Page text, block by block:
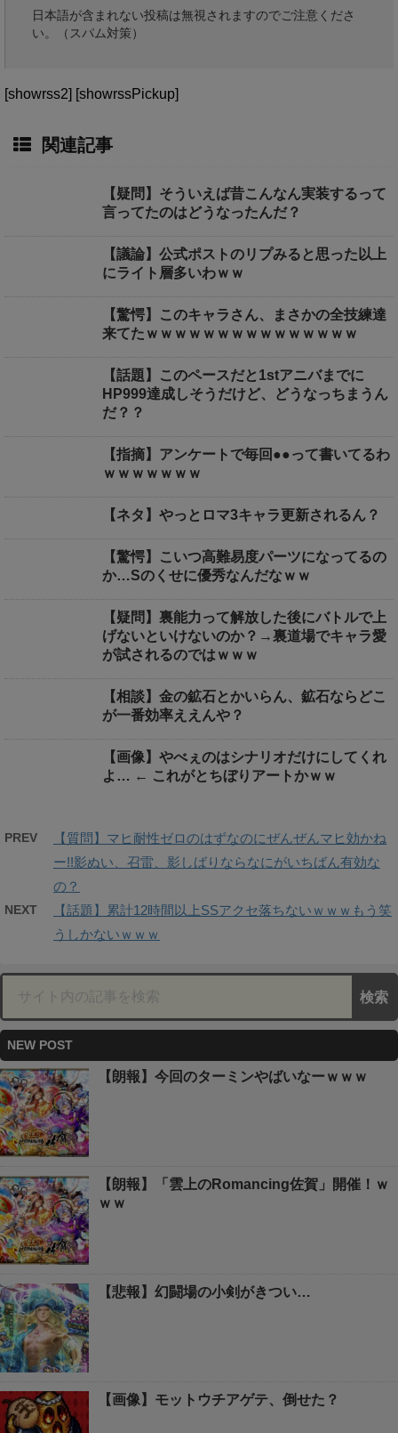
日本語が含まれない投稿は無視されますのでご注意くださ
い。（スパム対策）
[showrss2] [showrssPickup]
関連記事
【疑問】そういえば昔こんなん実装するって
言ってたのはどうなったんだ？
【議論】公式ポストのリプみると思った以上
にライト層多いわｗｗ
【驚愕】このキャラさん、まさかの全技練達
来てたｗｗｗｗｗｗｗｗｗｗｗｗｗｗｗ
【話題】このペースだと1stアニバまでに
HP999達成しそうだけど、どうなっちまうん
だ？？
【指摘】アンケートで毎回●●って書いてるわ
ｗｗｗｗｗｗｗ
【ネタ】やっとロマ3キャラ更新されるん？
【驚愕】こいつ高難易度パーツになってるの
か…Sのくせに優秀なんだなｗｗ
【疑問】裏能力って解放した後にバトルで上
げないといけないのか？→裏道場でキャラ愛
が試されるのではｗｗｗ
【相談】金の鉱石とかいらん、鉱石ならどこ
が一番効率ええんや？
【画像】やべぇのはシナリオだけにしてくれ
よ… ← これがとちぼりアートかｗｗ
PREV
【質問】マヒ耐性ゼロのはずなのにぜんぜんマヒ効かね
ー!!影ぬい、召雷、影しばりならなにがいちばん有効な
の？
NEXT
【話題】累計12時間以上SSアクセ落ちないｗｗｗもう笑
うしかないｗｗｗ
NEW POST
【朗報】今回のターミンやばいなーｗｗｗ
【朗報】「雲上のRomancing佐賀」開催！ｗ
ｗｗ
【悲報】幻闘場の小剣がきつい…
【画像】モットウチアゲテ、倒せた？